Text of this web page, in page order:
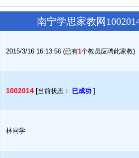
南宁学思家教网
2015/3/16 16:13:56 (已有1个教员应聘此家教)
1002014 [当前状态： 已成功 ]
林同学